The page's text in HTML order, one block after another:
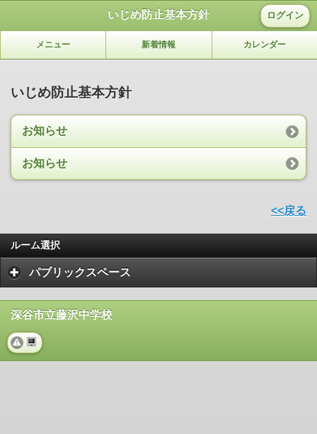
いじめ防止基本方針 ログイン
メニュー 新着情報 カレンダー
いじめ防止基本方針
お知らせ
お知らせ
<<戻る
ルーム選択
パブリックスペース
深谷市立藤沢中学校